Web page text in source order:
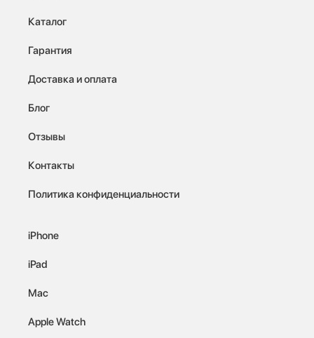
Каталог
Гарантия
Доставка и оплата
Блог
Отзывы
Контакты
Политика конфиденциальности
iPhone
iPad
Mac
Apple Watch